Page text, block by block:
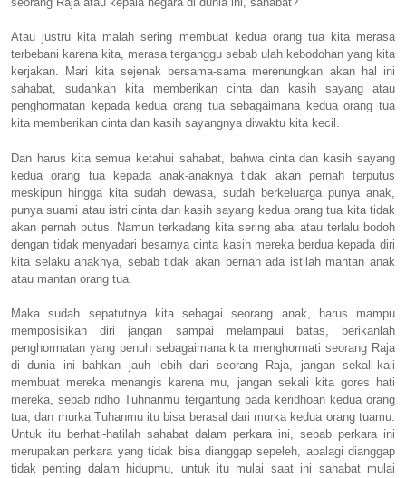
Atau justru kita malah sering membuat kedua orang tua kita merasa
terbebani karena kita, merasa terganggu sebab ulah kebodohan yang kita
kerjakan. Mari kita sejenak bersama-sama merenungkan akan hal ini
sahabat, sudahkah kita memberikan cinta dan kasih sayang atau
penghormatan kepada kedua orang tua sebagaimana kedua orang tua
kita memberikan cinta dan kasih sayangnya diwaktu kita kecil.
Dan harus kita semua ketahui sahabat, bahwa cinta dan kasih sayang
kedua orang tua kepada anak-anaknya tidak akan pernah terputus
meskipun hingga kita sudah dewasa, sudah berkeluarga punya anak,
punya suami atau istri cinta dan kasih sayang kedua orang tua kita tidak
akan pernah putus. Namun terkadang kita sering abai atau terlalu bodoh
dengan tidak menyadari besarnya cinta kasih mereka berdua kepada diri
kita selaku anaknya, sebab tidak akan pernah ada istilah mantan anak
atau mantan orang tua.
Maka sudah sepatutnya kita sebagai seorang anak, harus mampu
memposisikan diri jangan sampai melampaui batas, berikanlah
penghormatan yang penuh sebagaimana kita menghormati seorang Raja
di dunia ini bahkan jauh lebih dari seorang Raja, jangan sekali-kali
membuat mereka menangis karena mu, jangan sekali kita gores hati
mereka, sebab ridho Tuhnanmu tergantung pada keridhoan kedua orang
tua, dan murka Tuhanmu itu bisa berasal dari murka kedua orang tuamu.
Untuk itu berhati-hatilah sahabat dalam perkara ini, sebab perkara ini
merupakan perkara yang tidak bisa dianggap sepeleh, apalagi dianggap
tidak penting dalam hidupmu, untuk itu mulai saat ini sahabat mulai